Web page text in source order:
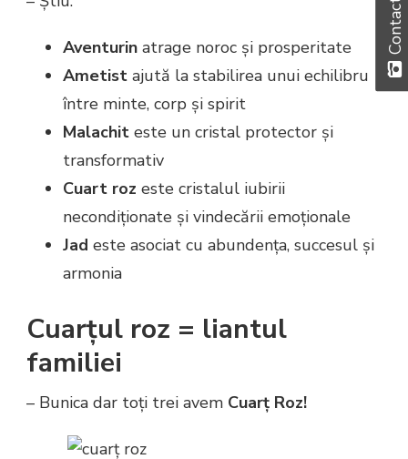
Aventurin atrage noroc și prosperitate
Ametist ajută la stabilirea unui echilibru
între minte, corp și spirit
Malachit este un cristal protector și
transformativ
Cuart roz este cristalul iubirii
necondiționate și vindecării emoționale
Jad este asociat cu abundența, succesul și
armonia
Cuarțul roz = liantul
familiei
– Bunica dar toți trei avem Cuarț Roz!
Contact